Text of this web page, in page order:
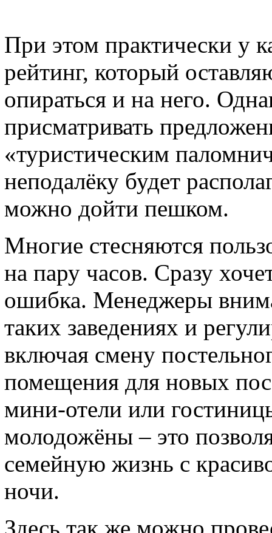
При этом практически у
рейтинг, который
опираться и на него.
присматривать
«туристическим
неподалёку будет
можно дойти пешком.
Многие стесняются
на пару часов. Сразу
ошибка. Менеджеры
таких заведениях и
включая смену
помещения для новых
мини-отели или
молодожёны – это
семейную жизнь с
ночи.
Здесь так же можно